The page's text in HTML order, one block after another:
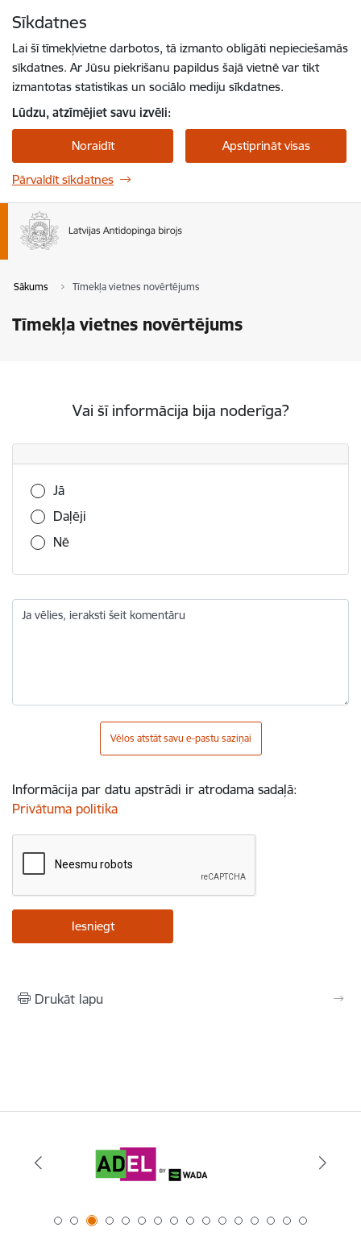
Sīkdatnes
Lai šī tīmekļvietne darbotos, tā izmanto obligāti nepieciešamās
sīkdatnes. Ar Jūsu piekrišanu papildus šajā vietnē var tikt
izmantotas statistikas un sociālo mediju sīkdatnes.
Lūdzu, atzīmējiet savu izvēli:
Noraidīt Apstiprināt visas
Pārvaldīt sīkdatnes
Sākums Tīmekļa vietnes novērtējums
Tīmekļa vietnes novērtējums
Vai šī informācija bija noderīga?
Vai šī informācija bija noderīga?
Jā
Daļēji
Nē
Ja vēlies, ieraksti šeit komentāru
Vēlos atstāt savu e-pastu saziņai
Informācija par datu apstrādi ir atrodama sadaļā:
Privātuma politika
Drukāt lapu